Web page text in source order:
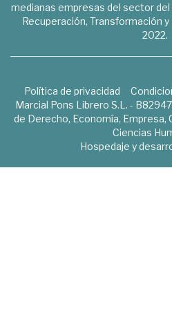
medianas empresas del sector del
Recuperación, Transformación
2022.
Política de privacidad
Marcial Pons Librero S.L. -
de Derecho, Economía, Empresa,
Ciencias
Hospedaje y